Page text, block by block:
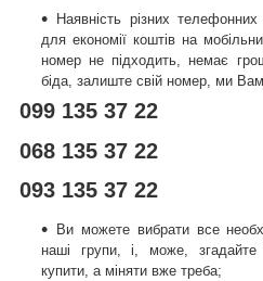
Наявність різних
для економії коштів на
номер не підходить, немає
біда, залиште свій номер, ми
099 135 37 22
068 135 37 22
093 135 37 22
Ви можете вибрати все
наші групи, і, може,
купити, а міняти вже треба;